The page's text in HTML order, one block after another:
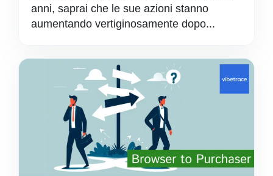
anni, saprai che le sue azioni stanno
aumentando vertiginosamente dopo...